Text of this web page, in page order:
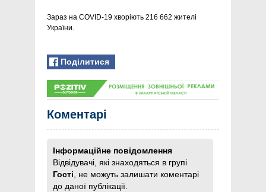
Зараз на COVID-19 хворіють 216 662 жителі
України. ​
Поділитися
Коментарі
Інформаційне повідомлення
Відвідувачі, які знаходяться в групі
Гості , не можуть залишати коментарі
до даної публікації.